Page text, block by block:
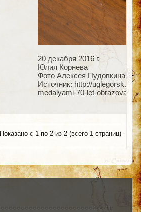
20 декабря 2016 г.
Юлия Корнева
Фото Алексея Пудовкина
Источник: http://
medalyami-70-let-
Показано с 1 по 2 из 2 (всего 1 страниц)